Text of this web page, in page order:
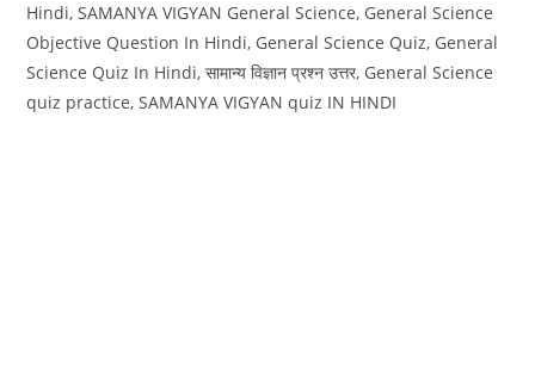
Hindi, SAMANYA VIGYAN General Science, General Science
Objective Question In Hindi, General Science Quiz, General
Science Quiz In Hindi, सामान्य विज्ञान प्रश्न उत्तर, General Science
quiz practice, SAMANYA VIGYAN quiz IN HINDI